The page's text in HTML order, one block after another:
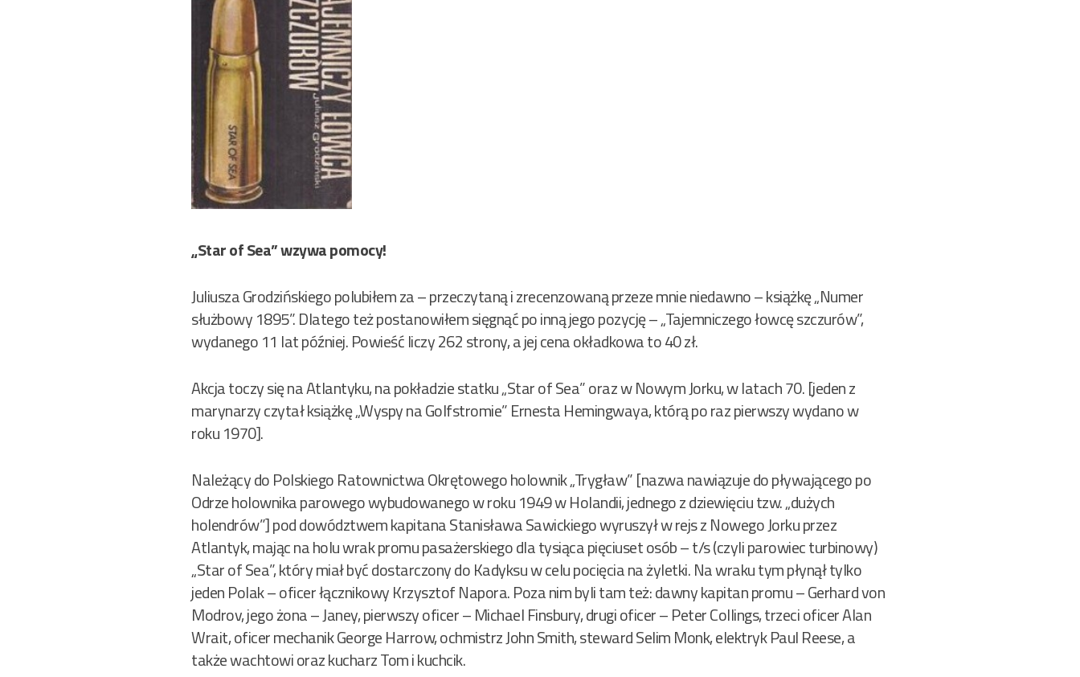
„Star of Sea” wzywa pomocy!
Juliusza Grodzińskiego polubiłem za – przeczytaną i zrecenzowaną przeze mnie niedawno – książkę „Numer
służbowy 1895”. Dlatego też postanowiłem sięgnąć po inną jego pozycję – „Tajemniczego łowcę szczurów”,
wydanego 11 lat później. Powieść liczy 262 strony, a jej cena okładkowa to 40 zł.
Akcja toczy się na Atlantyku, na pokładzie statku „Star of Sea” oraz w Nowym Jorku, w latach 70. [jeden z
marynarzy czytał książkę „Wyspy na Golfstromie” Ernesta Hemingwaya, którą po raz pierwszy wydano w
roku 1970].
Należący do Polskiego Ratownictwa Okrętowego holownik „Trygław” [nazwa nawiązuje do pływającego po
Odrze holownika parowego wybudowanego w roku 1949 w Holandii, jednego z dziewięciu tzw. „dużych
holendrów”] pod dowództwem kapitana Stanisława Sawickiego wyruszył w rejs z Nowego Jorku przez
Atlantyk, mając na holu wrak promu pasażerskiego dla tysiąca pięciuset osób – t/s (czyli parowiec turbinowy)
„Star of Sea”, który miał być dostarczony do Kadyksu w celu pocięcia na żyletki. Na wraku tym płynął tylko
jeden Polak – oficer łącznikowy Krzysztof Napora. Poza nim byli tam też: dawny kapitan promu – Gerhard von
Modrov, jego żona – Janey, pierwszy oficer – Michael Finsbury, drugi oficer – Peter Collings, trzeci oficer Alan
Wrait, oficer mechanik George Harrow, ochmistrz John Smith, steward Selim Monk, elektryk Paul Reese, a
także wachtowi oraz kucharz Tom i kuchcik.